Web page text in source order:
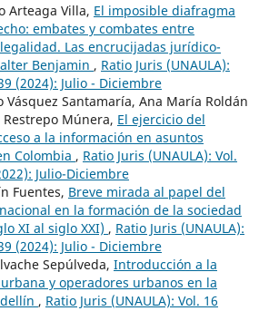
Arteaga Villa, El imposible diafragma
embates y combates entre
Las encrucijadas jurídico-
Benjamin , Ratio Juris (UNAULA):
(2024): Julio - Diciembre
Vásquez Santamaría, Ana María Roldán
Múnera, El ejercicio del
a la información en asuntos
Colombia , Ratio Juris (UNAULA): Vol.
Julio-Diciembre
Fuentes, Breve mirada al papel del
en la formación de la sociedad
XI al siglo XXI) , Ratio Juris (UNAULA):
(2024): Julio - Diciembre
Sepúlveda, Introducción a la
y operadores urbanos en la
, Ratio Juris (UNAULA): Vol. 16